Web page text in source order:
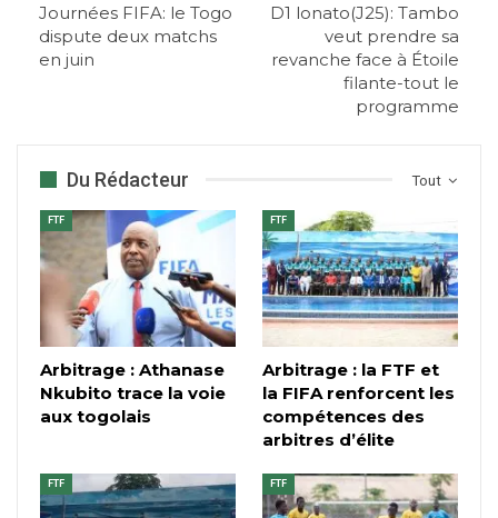
Journées FIFA: le Togo
dispute deux matchs
en juin
D1 lonato(J25): Tambo
veut prendre sa
revanche face à Étoile
filante-tout le
programme
Tout
Du Rédacteur
FTF
Arbitrage : Athanase
Nkubito trace la voie
aux togolais
FTF
Arbitrage : la FTF et
la FIFA renforcent les
compétences des
arbitres d’élite
FTF FTF